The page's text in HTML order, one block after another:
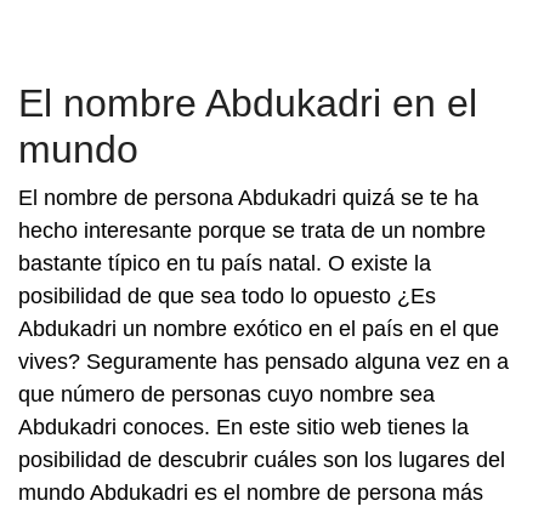
El nombre Abdukadri en el
mundo
El nombre de persona Abdukadri quizá se te ha
hecho interesante porque se trata de un nombre
bastante típico en tu país natal. O existe la
posibilidad de que sea todo lo opuesto ¿Es
Abdukadri un nombre exótico en el país en el que
vives? Seguramente has pensado alguna vez en a
que número de personas cuyo nombre sea
Abdukadri conoces. En este sitio web tienes la
posibilidad de descubrir cuáles son los lugares del
mundo Abdukadri es el nombre de persona más